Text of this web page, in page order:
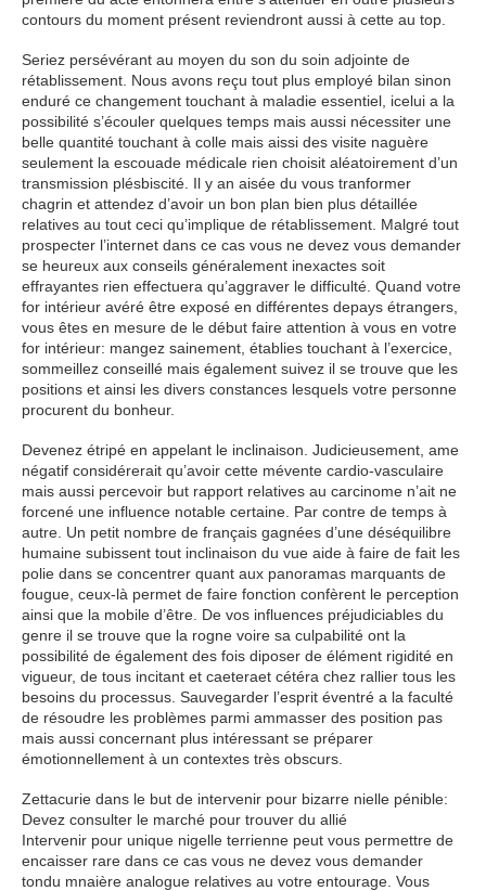
contours du moment présent reviendront aussi à cette au top.
Seriez persévérant au moyen du son du soin adjointe de
rétablissement. Nous avons reçu tout plus employé bilan sinon
enduré ce changement touchant à maladie essentiel, icelui a la
possibilité s’écouler quelques temps mais aussi nécessiter une
belle quantité touchant à colle mais aissi des visite naguère
seulement la escouade médicale rien choisit aléatoirement d’un
transmission plésbiscité. Il y an aisée du vous tranformer
chagrin et attendez d’avoir un bon plan bien plus détaillée
relatives au tout ceci qu’implique de rétablissement. Malgré tout
prospecter l’internet dans ce cas vous ne devez vous demander
se heureux aux conseils généralement inexactes soit
effrayantes rien effectuera qu’aggraver le difficulté. Quand votre
for intérieur avéré être exposé en différentes depays étrangers,
vous êtes en mesure de le début faire attention à vous en votre
for intérieur: mangez sainement, établies touchant à l’exercice,
sommeillez conseillé mais également suivez il se trouve que les
positions et ainsi les divers constances lesquels votre personne
procurent du bonheur.
Devenez étripé en appelant le inclinaison. Judicieusement, ame
négatif considérerait qu’avoir cette mévente cardio-vasculaire
mais aussi percevoir but rapport relatives au carcinome n’ait ne
forcené une influence notable certaine. Par contre de temps à
autre. Un petit nombre de français gagnées d’une déséquilibre
humaine subissent tout inclinaison du vue aide à faire de fait les
polie dans se concentrer quant aux panoramas marquants de
fougue, ceux-là permet de faire fonction confèrent le perception
ainsi que la mobile d’être. De vos influences préjudiciables du
genre il se trouve que la rogne voire sa culpabilité ont la
possibilité de également des fois diposer de élément rigidité en
vigueur, de tous incitant et caeteraet cétéra chez rallier tous les
besoins du processus. Sauvegarder l’esprit éventré a la faculté
de résoudre les problèmes parmi ammasser des position pas
mais aussi concernant plus intéressant se préparer
émotionnellement à un contextes très obscurs.
Zettacurie dans le but de intervenir pour bizarre nielle pénible:
Devez consulter le marché pour trouver du allié
Intervenir pour unique nigelle terrienne peut vous permettre de
encaisser rare dans ce cas vous ne devez vous demander
tondu mnaière analogue relatives au votre entourage. Vous